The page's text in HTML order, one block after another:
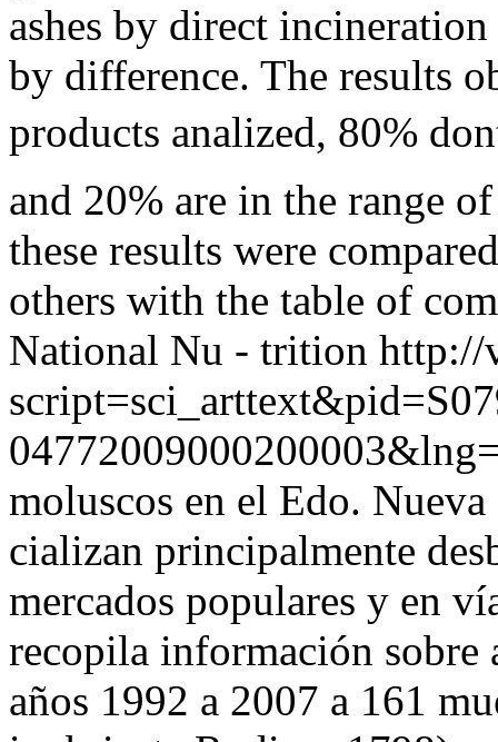
ashes by direct
by difference. The results
products analized, 80%
and 20% are in the range
these results were
others with the table of
National Nu - trition http://
moluscos en el Edo.
cializan principalmente
mercados populares y en
recopila información sobre
años 1992 a 2007 a 161